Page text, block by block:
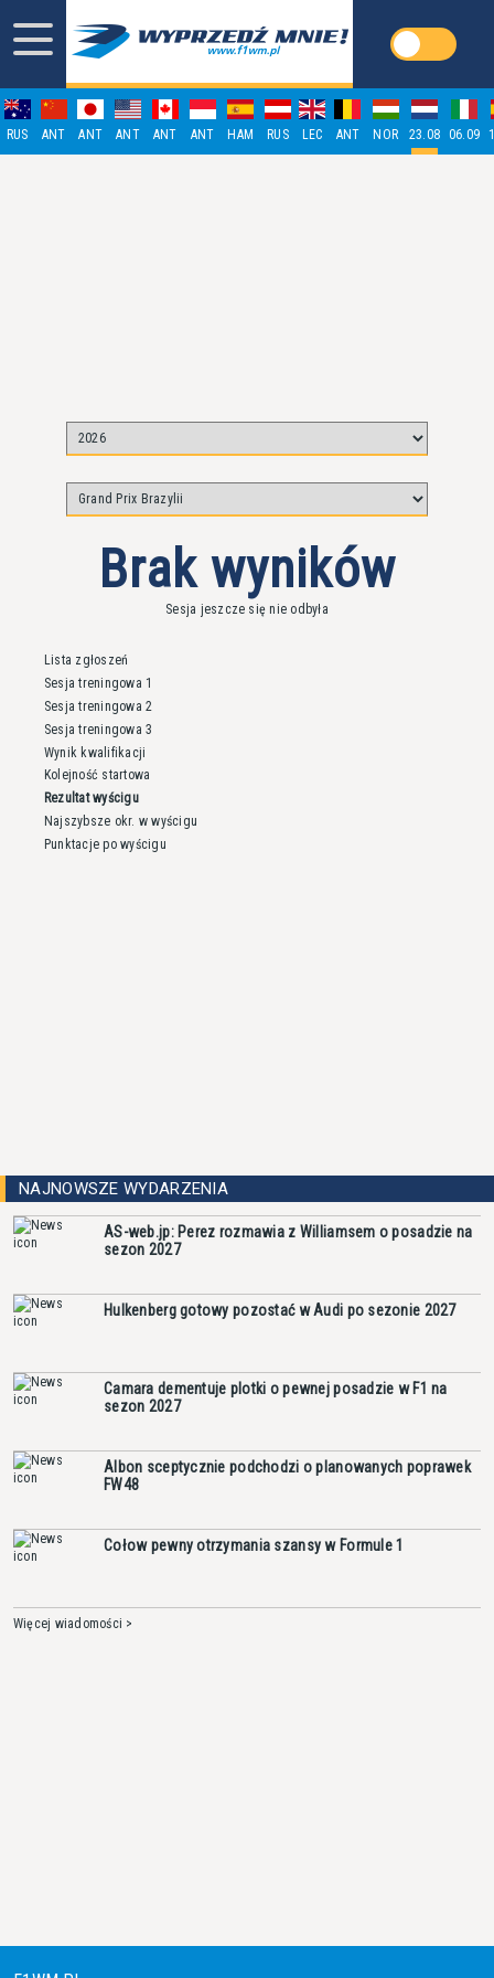
RUS ANT ANT ANT ANT ANT HAM RUS LEC ANT NOR 23.08 06.09
Brak wyników
Sesja jeszcze się nie odbyła
Lista zgłoszeń
Sesja treningowa 1
Sesja treningowa 2
Sesja treningowa 3
Wynik kwalifikacji
Kolejność startowa
Rezultat wyścigu
Najszybsze okr. w wyścigu
Punktacje po wyścigu
NAJNOWSZE WYDARZENIA
AS-web.jp: Perez rozmawia z Williamsem o posadzie na
sezon 2027
Hulkenberg gotowy pozostać w Audi po sezonie 2027
Camara dementuje plotki o pewnej posadzie w F1 na
sezon 2027
Albon sceptycznie podchodzi o planowanych poprawek
FW48
Cołow pewny otrzymania szansy w Formule 1
Więcej wiadomości >